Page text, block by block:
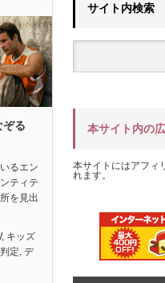
ぞる
るエン
ティテ
を見出
, キッズ
定, デ
サイト内検索
本サイト内の
本サイトにはアフィ
れます。